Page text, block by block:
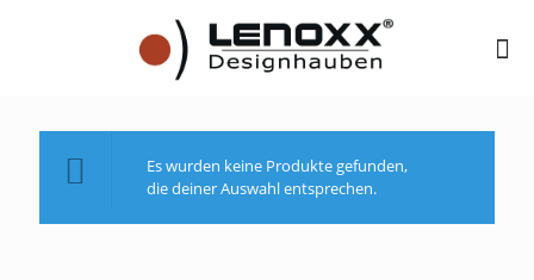
Es wurden keine Produkte gefunden,
die deiner Auswahl entsprechen.